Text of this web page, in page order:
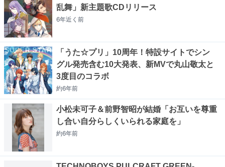
乱舞」新主題歌CDリリース
6年近く 前
「うた☆プリ」10周年！特設サイトでシン
グル発売含む10大発表、新MVで丸山敬太と
3度目のコラボ
約6年前
小松未可子＆前野智昭が結婚「お互いを尊重
し合い自分らしくいられる家庭を」
約6年前